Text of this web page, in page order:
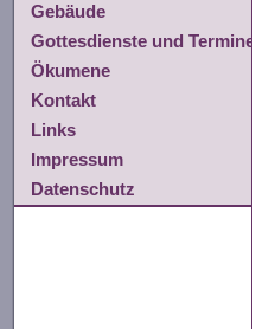
Gebäude
Gottesdienste und Termine
Ökumene
Kontakt
Links
Impressum
Datenschutz